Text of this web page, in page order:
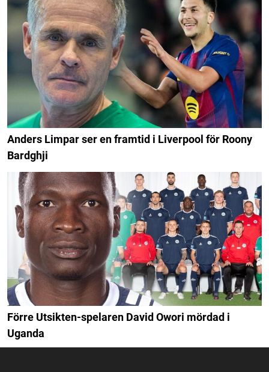
Anders Limpar ser en framtid i Liverpool för Roony
Bardghji
Förre Utsikten-spelaren David Owori mördad i
Uganda